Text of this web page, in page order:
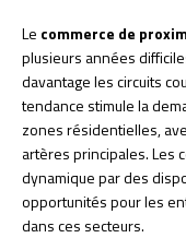
Le commerce de
plusieurs années
davantage les circuits
tendance stimule la
zones résidentielles,
artères principales. Les
dynamique par des
opportunités pour les
dans ces secteurs.